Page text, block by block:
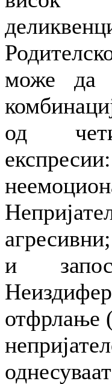
може да
од
и
отфрлање